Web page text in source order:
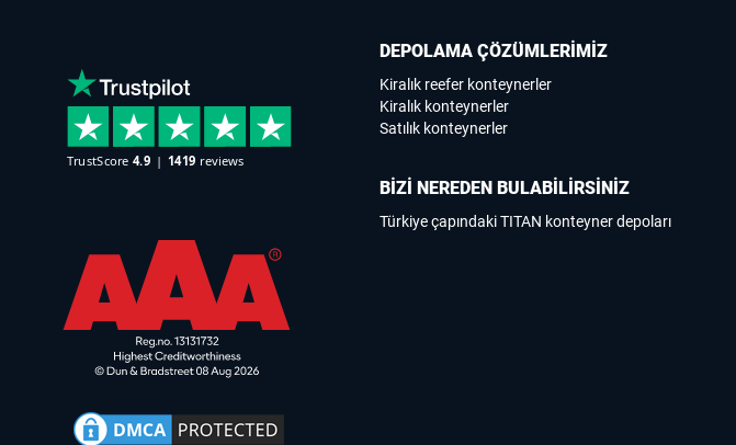
DEPOLAMA ÇÖZÜMLERİMİZ
Kiralık reefer konteynerler
Kiralık konteynerler
Satılık konteynerler
BİZİ NEREDEN BULABİLİRSİNİZ
Türkiye çapındaki TITAN konteyner depoları